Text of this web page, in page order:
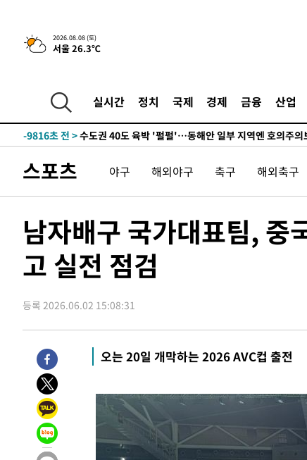
2026.08.08 (토)
서울 26.3℃
실시간 정치 국제 경제 금융 산업
청래 44.56%
-17521초 전 >[속보]與 대표 경선 제주·인천 당원투표…金 47.75%·
42.08%·宋 10.17%
-17055초 전 >이강인 "아틀레티코 이적 기뻐…등번호 7번 의미보단 팀
-10764초 전 >
낮 최고 35도 '무더위'…동해안 시간당 30㎜ '강한 비
-10034초 전 >
틀레티코 이적"
-9816초 전 >수도권 40도 육박 '펄펄'…동해안 일부 지역엔 호의주의
-2730초 전 > 강릉에 시간당 81.4㎜ 물폭탄…도로 잠기고 담벼락 붕괴
19분 전 >백운산서 80년근 천종산삼 9뿌리 발견…감정가 1.3억원
1시간 전 > 남자 농구, 나고야 아시안게임서 '홈팀' 일본과 한일전
1시간 전 > 여수 오동도 해상서 모터보트 전복…1명 사망·1명 실종
2시간 전 >극한폭염 한풀 꺾이지만…'낮 최고 35도' 무더위, 열대야 계
4시간 전 >[속보]'압수수색·성접대 논란' 축구협회 "실망과 걱정 안겨
7시간 전 >'최고 37도' 폭염 지속…강원동해안 최대 150㎜ 비
9시간 전 >
[속보]뉴욕증시 상승 마감…S&P 0.6% 나스닥 1.3%↑
-27259초 전 >
-18306초 전 >
[속보]與최고위원 제주·인천 순회경선…박선원·최민
한민수·김용 순
-18259초 전 >
[속보]김민석, 與 전대 당원투표 누적 득표율 45.42%
청래 44.56%
-17541초 전 >
[속보]與 대표 경선 제주·인천 당원투표…金 47.75%·
42.08%·宋 10.17%
-17075초 전 >
이강인 "아틀레티코 이적 기뻐…등번호 7번 의미보단
스포츠 야구 해외야구 축구 해외축구
남자배구 국가대표팀,
고 실전 점검
등록 2026.06.02 15:08:31
오는 20일 개막하는 2026 AVC컵 출전